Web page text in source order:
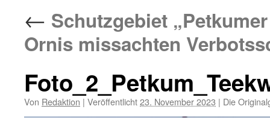
← Schutzgebiet
Ornis missachten
Von Redaktion | Veröffentlicht23. November 2023 | Die